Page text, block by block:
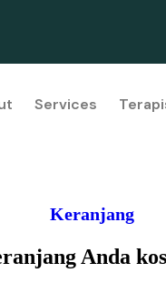
Services
Keranjang
Anda